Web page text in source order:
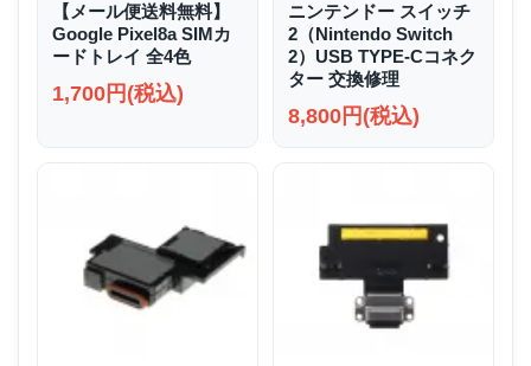
【メール便送料無料】
Google Pixel8a SIMカ
ードトレイ 全4色
1,700円(税込)
ニンテンドー スイッチ
2（Nintendo Switch
2）USB TYPE-Cコネク
ター 交換修理
8,800円(税込)